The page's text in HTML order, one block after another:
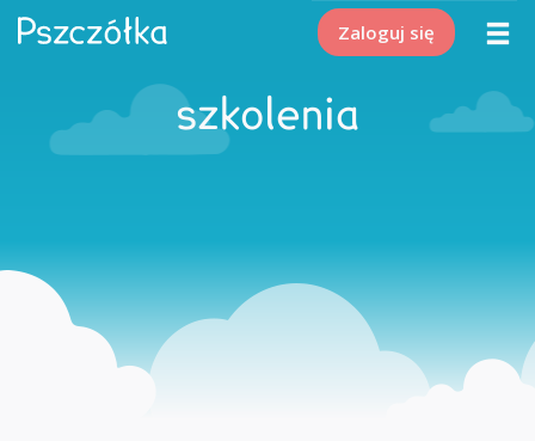
Zaloguj się
szkolenia